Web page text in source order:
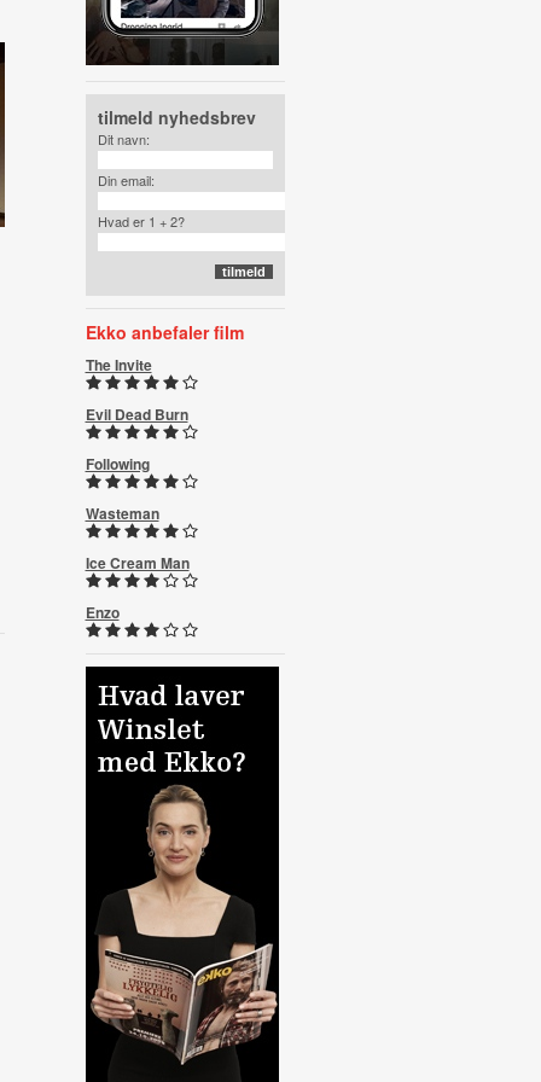
tilmeld nyhedsbrev
Dit navn:
Din email:
Hvad er 1 + 2?
Ekko anbefaler film
The Invite
Evil Dead Burn
Following
Wasteman
Ice Cream Man
Enzo